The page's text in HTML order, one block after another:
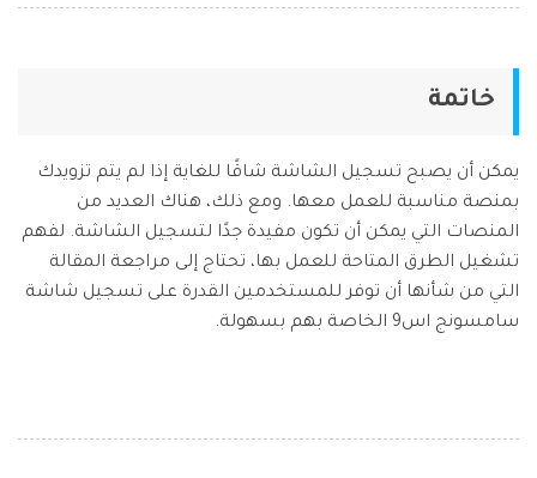
خاتمة
يمكن أن يصبح تسجيل الشاشة شاقًا للغاية إذا لم يتم تزويدك
بمنصة مناسبة للعمل معها. ومع ذلك، هناك العديد من
المنصات التي يمكن أن تكون مفيدة جدًا لتسجيل الشاشة. لفهم
تشغيل الطرق المتاحة للعمل بها، تحتاج إلى مراجعة المقالة
التي من شأنها أن توفر للمستخدمين القدرة على تسجيل شاشة
سامسونج اس9 الخاصة بهم بسهولة.